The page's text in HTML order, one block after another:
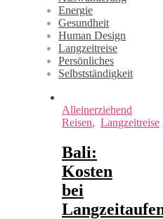
Energie
Gesundheit
Human Design
Langzeitreise
Persönliches
Selbstständigkeit
Alleinerziehend
Reisen, Langzeitreise
Bali:
Kosten
bei